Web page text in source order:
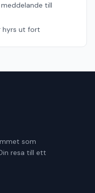
till
hyrs ut fort
som
resa till ett